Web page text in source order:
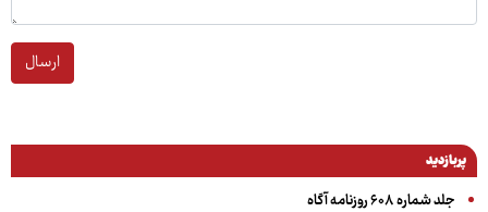
ارسال
پربازدید
جلد شماره ۶۰۸ روزنامه آگاه